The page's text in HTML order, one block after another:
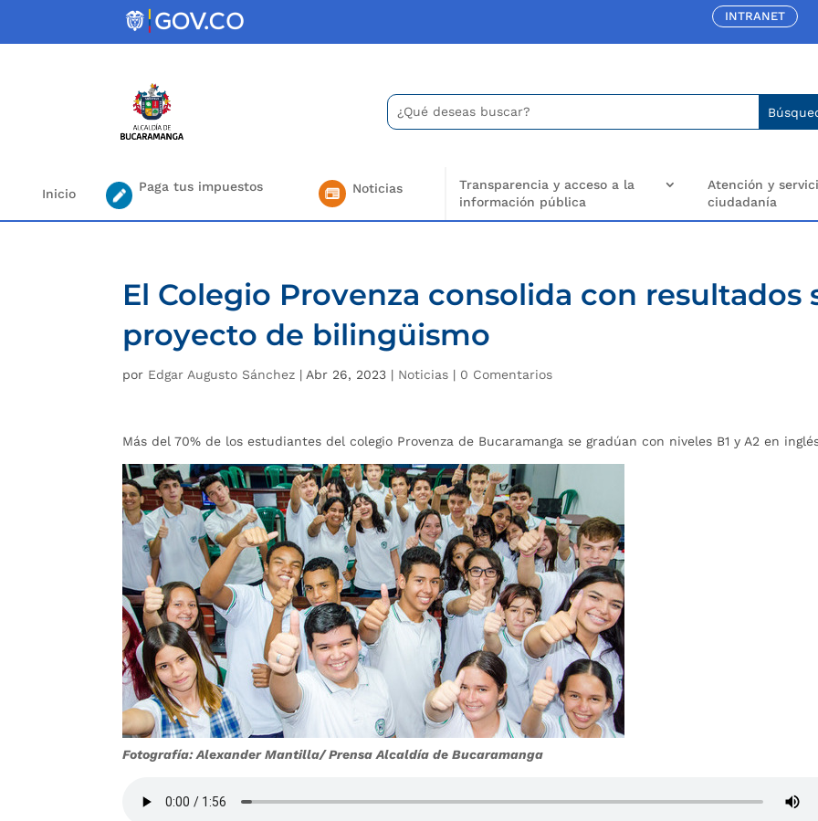
INTRANET
Buscar:
Search
for...
Inicio Paga tus impuestos Noticias
Transparencia y acceso a la
información pública
Atención y
ciudadanía
El Colegio Provenza consolida con resultados
proyecto de bilingüismo
por Edgar Augusto Sánchez | Abr 26, 2023 | Noticias | 0 Comentarios
Más del 70% de los estudiantes del colegio Provenza de Bucaramanga se gradúan con niveles B1 y A2 en
Fotografía: Alexander Mantilla/ Prensa Alcaldía de Bucaramanga